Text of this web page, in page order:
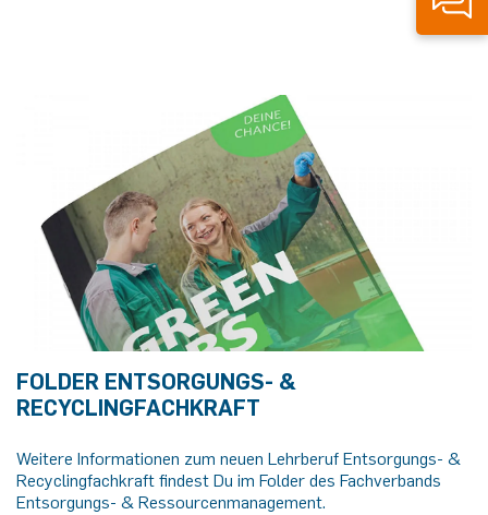
FOLDER ENTSORGUNGS- &
RECYCLINGFACHKRAFT
Weitere Informationen zum neuen Lehrberuf Entsorgungs- &
Recyclingfachkraft findest Du im Folder des Fachverbands
Entsorgungs- & Ressourcenmanagement.